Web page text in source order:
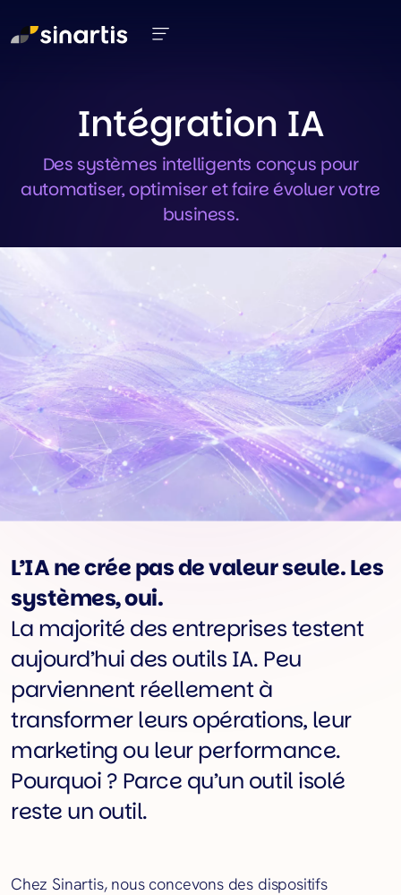
Intégration IA
Des systèmes intelligents conçus pour
automatiser, optimiser et faire évoluer votre
business.
L’IA ne crée pas de valeur seule. Les
systèmes, oui.
La majorité des entreprises testent
aujourd’hui des outils IA. Peu
parviennent réellement à
transformer leurs opérations, leur
marketing ou leur performance.
Pourquoi ? Parce qu’un outil isolé
reste un outil.
Chez Sinartis, nous concevons des dispositifs